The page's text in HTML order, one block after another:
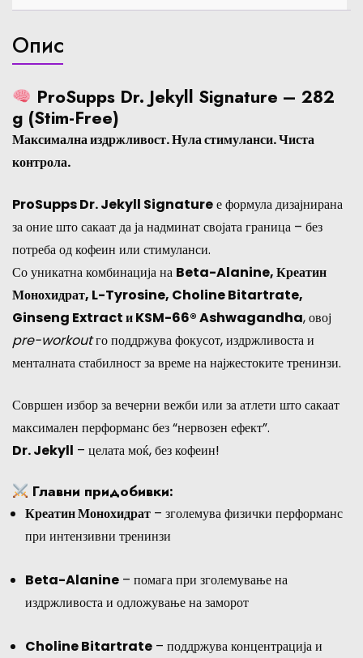
Опис
ProSupps Dr. Jekyll Signature – 282
g (Stim-Free)
Максимална издржливост. Нула стимуланси. Чиста
контрола.
ProSupps Dr. Jekyll Signatureе формула дизајнирана
за оние што сакаат да ја надминат својата граница – без
потреба од кофеин или стимуланси.
Со уникатна комбинација на Beta-Alanine, Креатин
Монохидрат, L-Tyrosine, Choline Bitartrate,
Ginseng Extract и KSM-66® Ashwagandha, овој
pre-workoutго поддржува фокусот, издржливоста и
менталната стабилност за време на најжестоките тренинзи.
Совршен избор за вечерни вежби или за атлети што сакаат
максимален перформанс без “нервозен ефект”.
Dr. Jekyll – целата моќ, без кофеин!
Главни придобивки:
Креатин Монохидрат – зголемува физички перформанс
при интензивни тренинзи
Beta-Alanine – помага при зголемување на
издржливоста и одложување на заморот
Choline Bitartrate – поддржува концентрација и